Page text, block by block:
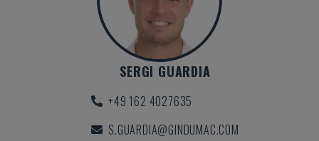
SERGI GUARDIA
+49 162 4027635
S.GUARDIA@GINDUMAC.COM